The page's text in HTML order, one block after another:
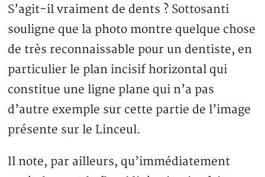
S’agit-il vraiment de dents ? Sottosanti
souligne que la photo montre quelque chose
de très reconnaissable pour un dentiste, en
particulier le plan incisif horizontal qui
constitue une ligne plane qui n’a pas
d’autre exemple sur cette partie de l’image
présente sur le Linceul.
Il note, par ailleurs, qu’immédiatement